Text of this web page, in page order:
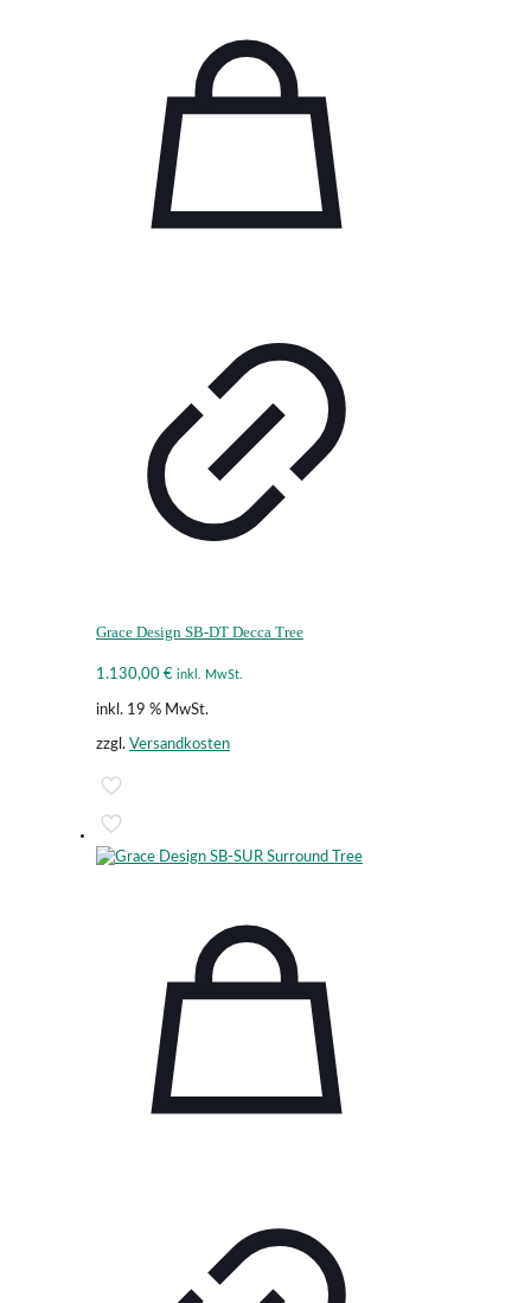
Grace Design SB-DT Decca Tree
1.130,00 € inkl. MwSt.
inkl. 19 % MwSt.
zzgl. Versandkosten